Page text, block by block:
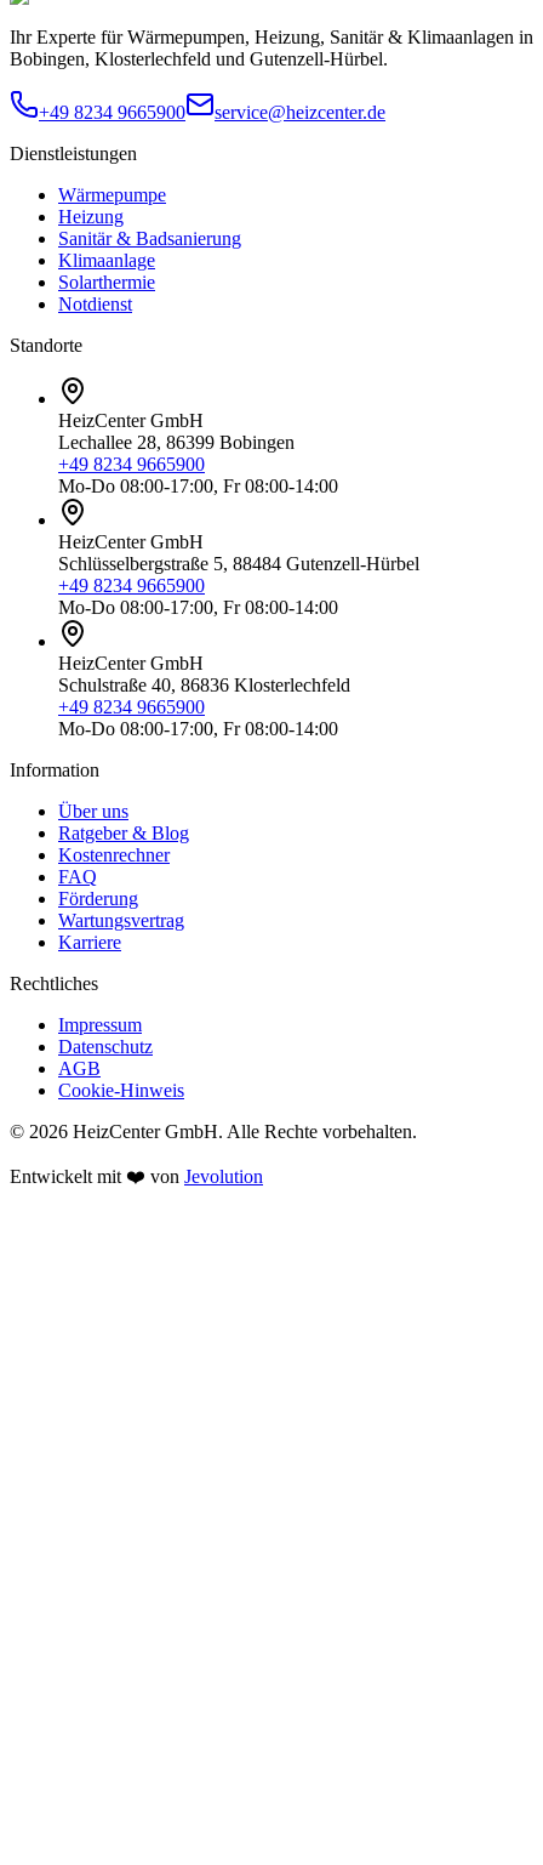
Ihr Experte für Wärmepumpen, Heizung, Sanitär & Klimaanlagen in
Bobingen, Klosterlechfeld und Gutenzell-Hürbel.
+49 8234 9665900
service@heizcenter.de
Dienstleistungen
Wärmepumpe
Heizung
Sanitär & Badsanierung
Klimaanlage
Solarthermie
Notdienst
Standorte
HeizCenter GmbH
Lechallee 28, 86399 Bobingen
+49 8234 9665900
Mo-Do 08:00-17:00, Fr 08:00-14:00
HeizCenter GmbH
Schlüsselbergstraße 5, 88484 Gutenzell-Hürbel
+49 8234 9665900
Mo-Do 08:00-17:00, Fr 08:00-14:00
HeizCenter GmbH
Schulstraße 40, 86836 Klosterlechfeld
+49 8234 9665900
Mo-Do 08:00-17:00, Fr 08:00-14:00
Information
Über uns
Ratgeber & Blog
Kostenrechner
FAQ
Förderung
Wartungsvertrag
Karriere
Rechtliches
Impressum
Datenschutz
AGB
Cookie-Hinweis
© 2026 HeizCenter GmbH. Alle Rechte vorbehalten.
Entwickelt mit ❤️ von Jevolution